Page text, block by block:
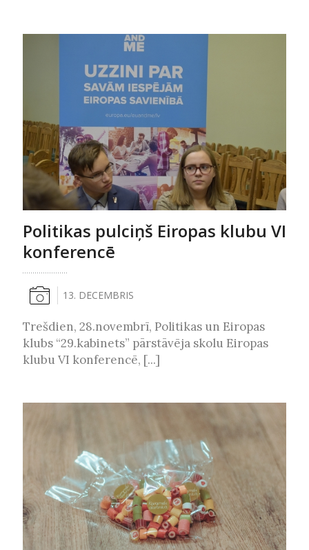
Politikas pulciņš Eiropas klubu VI
konferencē
13. DECEMBRIS
Trešdien, 28.novembrī, Politikas un Eiropas
klubs “29.kabinets” pārstāvēja skolu Eiropas
klubu VI konferencē, [...]